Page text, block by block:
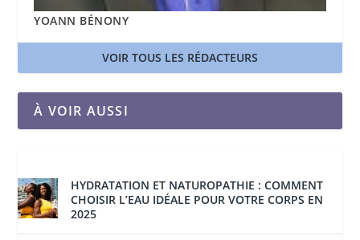
YOANN BÉNONY
VOIR TOUS LES RÉDACTEURS
À VOIR AUSSI
HYDRATATION ET NATUROPATHIE : COMMENT
CHOISIR L’EAU IDÉALE POUR VOTRE CORPS EN
2025